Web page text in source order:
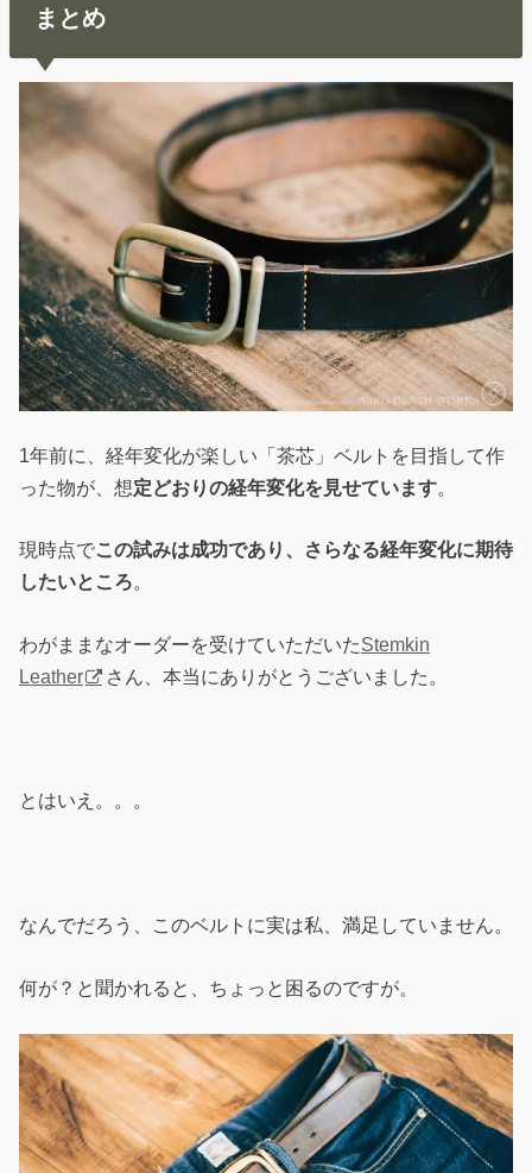
まとめ
1年前に、経年変化が楽しい「茶芯」ベルトを目指して作
った物が、想定どおりの経年変化を見せています。
現時点でこの試みは成功であり、さらなる経年変化に期待
したいところ。
わがままなオーダーを受けていただいたStemkin
Leather
さん、本当にありがとうございました。
とはいえ。。。
なんでだろう、このベルトに実は私、満足していません。
何が？と聞かれると、ちょっと困るのですが。